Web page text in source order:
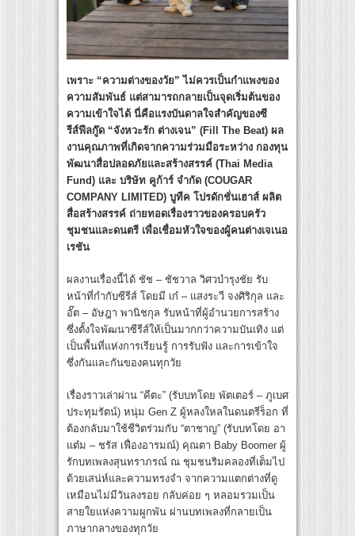
เพราะ “ความต่างของวัย” ไม่ควรเป็นกำแพงของ
ความสัมพันธ์ แต่สามารถกลายเป็นจุดเริ่มต้นของ
ความเข้าใจได้ นี่คือแรงบันดาลใจสำคัญของซี
รีส์ฟีลกู๊ด “จังหวะรัก ต่างเจน” (Fill The Beat) ผล
งานคุณภาพที่เกิดจากความร่วมมือระหว่าง กองทุน
พัฒนาสื่อปลอดภัยและสร้างสรรค์ (Thai Media
Fund) และ บริษัท คูก้าร์ จำกัด (COUGAR
COMPANY LIMITED) บูทีค โปรดักชั่นเฮาส์ ผลิต
สื่อสร้างสรรค์ ถ่ายทอดเรื่องราวของครอบครัว
ชุมชนและดนตรี เพื่อเชื่อมหัวใจของผู้คนต่างเจเนอ
เรชัน
ผลงานเรื่องนี้ได้ ชัช – ชัชวาล วิศวบำรุงชัย รับ
หน้าที่กำกับซีรีส์ โดยมี เก๋ – แสงระวี จงศิริกุล และ
อั๊ต – อัษฎา พานิชกุล รับหน้าที่ผู้อำนวยการสร้าง
ซึ่งตั้งใจพัฒนาซีรีส์ให้เป็นมากกว่าความบันเทิง แต่
เป็นพื้นที่แห่งการเรียนรู้ การรับฟัง และการเข้าใจ
ซึ่งกันและกันของคนทุกวัย
เรื่องราวเล่าผ่าน “คีตะ” (รับบทโดย พัตเตอร์ – ภูเบศ
ประทุมรัตน์) หนุ่ม Gen Z ผู้หลงใหลในดนตรีร็อก ที่
ต้องกลับมาใช้ชีวิตร่วมกับ “ตาชาญ” (รับบทโดย อา
แต๋ม – ชรัส เฟื่องอารมณ์) คุณตา Baby Boomer ผู้
รักบทเพลงสุนทราภรณ์ ณ ชุมชนริมคลองที่เต็มไป
ด้วยเสน่ห์และความทรงจำ จากความแตกต่างที่ดู
เหมือนไม่มีวันลงรอย กลับค่อย ๆ หลอมรวมเป็น
สายใยแห่งความผูกพัน ผ่านบทเพลงที่กลายเป็น
ภาษากลางของทุกวัย